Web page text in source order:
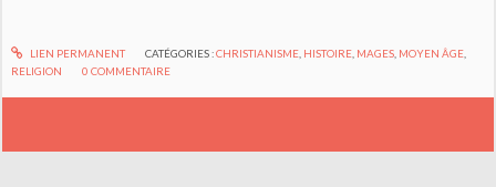
LIEN PERMANENT CATÉGORIES :CHRISTIANISME, HISTOIRE, MAGES, MOYEN ÂGE,
RELIGION
0 COMMENTAIRE